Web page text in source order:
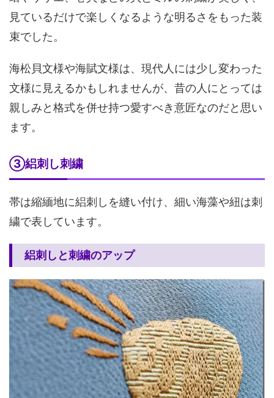
見ているだけで楽しくなるような明るさをもった装
束でした。
海松貝文様や海賦文様は、現代人には少し変わった
文様に見えるかもしれませんが、昔の人にとっては
親しみと格式を併せ持つ愛すべき意匠なのだと思い
ます。
③絽刺し刺繍
帯は縮緬地に絽刺しを縫い付け、細い海藻や紐は刺
繍で表しています。
絽刺しと刺繍のアップ